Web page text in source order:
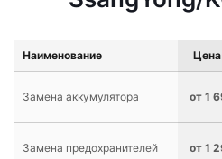
Наименование Цена
Замена аккумулятора от 1
Замена предохранителей от 1